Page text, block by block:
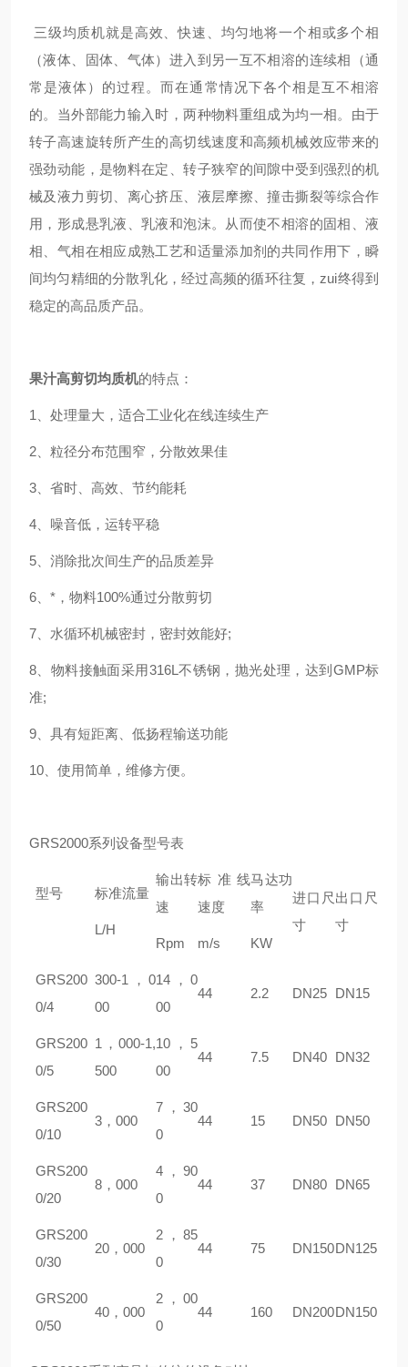
三级均质机就是高效、快速、均匀地将一个相或多个相
（液体、固体、气体）进入到另一互不相溶的连续相（通
常是液体）的过程。而在通常情况下各个相是互不相溶
的。当外部能力输入时，两种物料重组成为均一相。由于
转子高速旋转所产生的高切线速度和高频机械效应带来的
强劲动能，是物料在定、转子狭窄的间隙中受到强烈的机
械及液力剪切、离心挤压、液层摩擦、撞击撕裂等综合作
用，形成悬乳液、乳液和泡沫。从而使不相溶的固相、液
相、气相在相应成熟工艺和适量添加剂的共同作用下，瞬
间均匀精细的分散乳化，经过高频的循环往复，zui终得到
稳定的高品质产品。
果汁高剪切均质机的特点：
1 、处理量大，适合工业化在线连续生产
2 、粒径分布范围窄，分散效果佳
3 、省时、高效、节约能耗
4 、噪音低，运转平稳
5 、消除批次间生产的品质差异
6 、*，物料100%通过分散剪切
7 、水循环机械密封，密封效能好;
8 、物料接触面采用316L 不锈钢，抛光处理，达到 GMP标
准;
9 、具有短距离、低扬程输送功能
10 、使用简单，维修方便。
GRS2000系列设备型号表
型号 标准流量
L/H
输出转
速
Rpm
标准线
速度
m/s
马达功
率
KW
进口尺
寸
出口尺
寸
GRS200
0/4
300-1 ，0
00
14 ，0
00
44 2.2 DN25 DN15
GRS200
0/5
1 ，000-1,
500
10 ， 5
00
44 7.5 DN40 DN32
GRS200
0/10
3 ，000
7 ，30
0
44 15 DN50 DN50
GRS200
0/20
8 ，000
4 ，90
0
44 37 DN80 DN65
GRS200
0/30
20 ，000
2 ，85
0
44 75 DN150DN125
GRS200
0/50
40 ，000
2 ，00
0
44 160 DN200DN150